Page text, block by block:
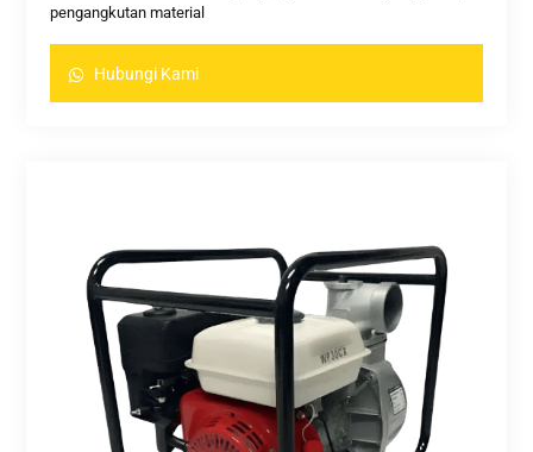
pengangkutan material
Hubungi Kami